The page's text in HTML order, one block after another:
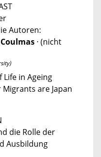
Autoren:
· (nicht
in Ageing
are Japan
die Rolle der
Ausbildung